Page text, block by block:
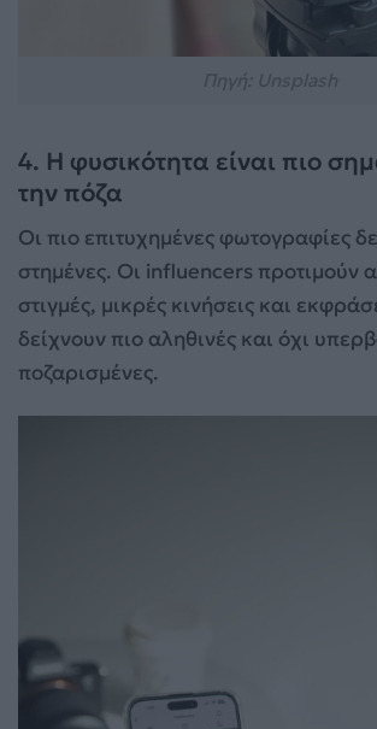
4. Η φυσικότητα είναι πιο
την πόζα
Οι πιο επιτυχημένες φωτογραφίες
στημένες. Οι influencers προτιμούν
στιγμές, μικρές κινήσεις και
δείχνουν πιο αληθινές και όχι
ποζαρισμένες.